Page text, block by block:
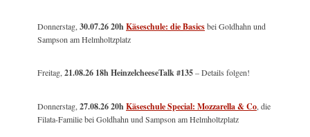
Donnerstag,30.07.26 20hKäseschule: die Basicsbei Goldhahn und
Sampson am Helmholtzplatz
Freitag,21.08.26 18h HeinzelcheeseTalk #135– Details folgen!
Donnerstag,27.08.26 20hKäseschule Special: Mozzarella & Co, die
Filata-Familie bei Goldhahn und Sampson am Helmholtzplatz